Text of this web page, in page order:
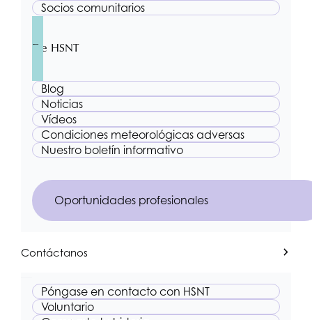
Socios comunitarios
De HSNT
Blog
Noticias
Vídeos
Condiciones meteorológicas adversas
Nuestro boletín informativo
Oportunidades profesionales
Contáctanos
Póngase en contacto con HSNT
Voluntario